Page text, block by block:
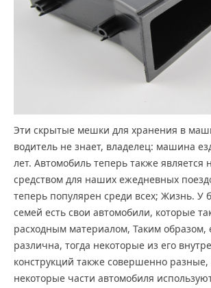
Эти скрытые мешки для хранения в
водитель не знает, владелец: машина
лет. Автомобиль теперь также
средством для наших ежедневных
теперь популярен среди всех; Жизнь. У
семей есть свои автомобили, которые
расходным материалом, Таким образом,
различна, тогда некоторые из его
конструкций также совершенно разные,
некоторые части автомобиля